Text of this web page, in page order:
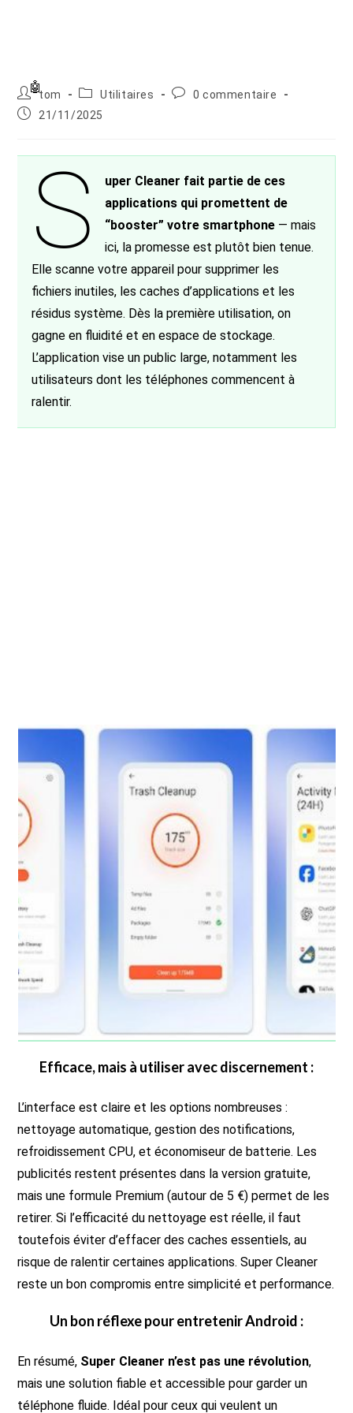
Auteur/autrice
de
la
tom
PostUtilitaires
Commentaires
0 commentaire
Publication
21/11/2025
S
uper Cleaner fait partie de ces
applications qui promettent de
“booster” votre smartphone— mais
ici, la promesse est plutôt bien tenue.
Elle scanne votre appareil pour supprimer les
fichiers inutiles, les caches d’applications et les
résidus système. Dès la première utilisation, on
gagne en fluidité et en espace de stockage.
L’application vise un public large, notamment les
utilisateurs dont les téléphones commencent à
ralentir.
Efficace, mais à utiliser avec discernement :
L’interface est claire et les options nombreuses :
nettoyage automatique, gestion des notifications,
refroidissement CPU, et économiseur de batterie. Les
publicités restent présentes dans la version gratuite,
mais une formule Premium (autour de 5 €) permet de les
retirer. Si l’efficacité du nettoyage est réelle, il faut
toutefois éviter d’effacer des caches essentiels, au
risque de ralentir certaines applications. Super Cleaner
reste un bon compromis entre simplicité et performance.
Un bon réflexe pour entretenir Android :
En résumé, Super Cleaner n’est pas une révolution,
mais une solution fiable et accessible pour garder un
téléphone fluide. Idéal pour ceux qui veulent un